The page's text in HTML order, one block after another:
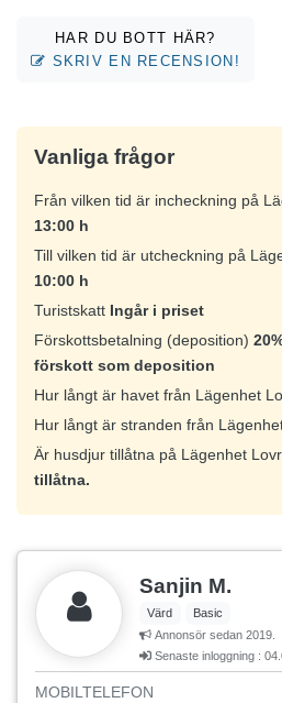
HAR DU BOTT HÄR?
SKRIV EN RECENSION!
Vanliga frågor
Från vilken tid är incheckning på
13:00 h
Till vilken tid är utcheckning på
10:00 h
Turistskatt Ingår i priset
Förskottsbetalning (deposition)
förskott som deposition
Hur långt är havet från Lägenhet
Hur långt är stranden från
Är husdjur tillåtna på Lägenhet
tillåtna.
Sanjin M.
Värd
Basic
Annonsör sedan 2019.
Senaste inloggning :
MOBILTELEFON